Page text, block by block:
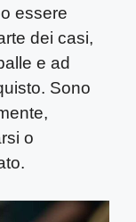
essere
dei casi,
e ad
Sono
o